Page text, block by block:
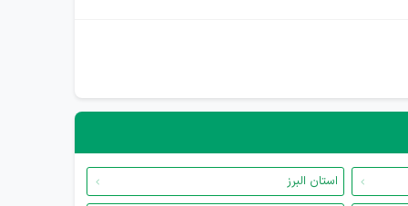
استان البرز